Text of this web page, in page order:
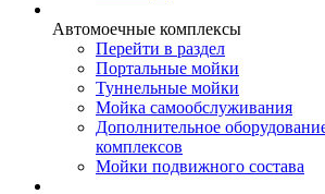
Автомоечные комплексы
Перейти в раздел
Портальные мойки
Туннельные мойки
Мойка самообслуживания
Дополнительное
комплексов
Мойки подвижного состава